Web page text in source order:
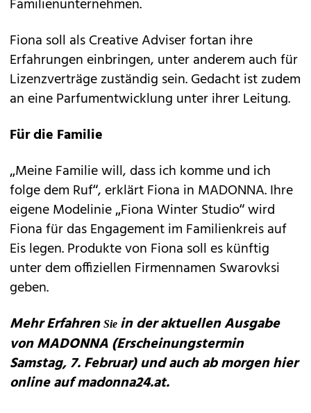
Familienunternehmen.
Fiona soll als Creative Adviser fortan ihre
Erfahrungen einbringen, unter anderem auch für
Lizenzverträge zuständig sein. Gedacht ist zudem
an eine Parfumentwicklung unter ihrer Leitung.
Für die Familie
„Meine Familie will, dass ich komme und ich
folge dem Ruf“, erklärt Fiona in MADONNA. Ihre
eigene Modelinie „Fiona Winter Studio“ wird
Fiona für das Engagement im Familienkreis auf
Eis legen. Produkte von Fiona soll es künftig
unter dem offiziellen Firmennamen Swarovksi
geben.
Mehr Erfahren Sie in der aktuellen Ausgabe
von MADONNA (Erscheinungstermin
Samstag, 7. Februar) und auch ab morgen hier
online auf madonna24.at.